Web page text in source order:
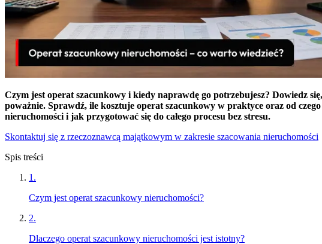
Czym jest operat szacunkowy i kiedy naprawdę go potrzebujesz? Dowiedz
poważnie. Sprawdź, ile kosztuje operat szacunkowy w praktyce oraz od
nieruchomości i jak przygotować się do całego procesu bez stresu.
Skontaktuj się z rzeczoznawcą majątkowym w zakresie szacowania nieruchomości
Spis treści
1 .
Czym jest operat szacunkowy nieruchomości?
2.
Dlaczego operat szacunkowy nieruchomości jest istotny?